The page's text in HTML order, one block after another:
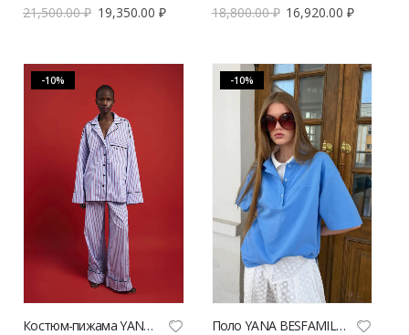
21,500.00₽ 19,350.00 ₽
18,800.00₽ 16,920.00₽
-10%
Костюм-пижама YANA BESFAMILNAYA синего цвета | VERESK studio
-10%
Поло YANA BESFAMILNAYA голубого цвета с белой манишкой | VERESK studio